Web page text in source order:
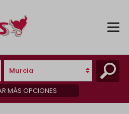
Murcia
MÁS OPCIONES